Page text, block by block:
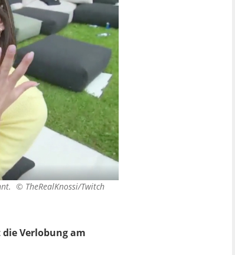
© TheRealKnossi/Twitch
Verlobung am